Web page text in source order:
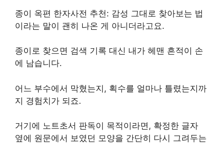
종이 옥편 한자사전 추천: 감성 그대로 찾아보는 법
이라는 말이 괜히 나온 게 아니더라고요.
종이로 찾으면 검색 기록 대신 내가 헤맨 흔적이 손
에 남습니다.
어느 부수에서 막혔는지, 획수를 얼마나 틀렸는지까
지 경험치가 되죠.
거기에 노트초서 판독이 목적이라면, 확정한 글자
옆에 원문에서 보였던 모양을 간단히 다시 그려두는